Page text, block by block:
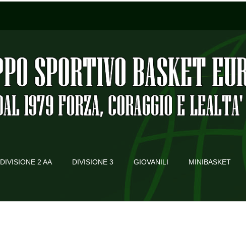
DIVISIONE 2 AA DIVISIONE 3 GIOVANILI MINIBASKET